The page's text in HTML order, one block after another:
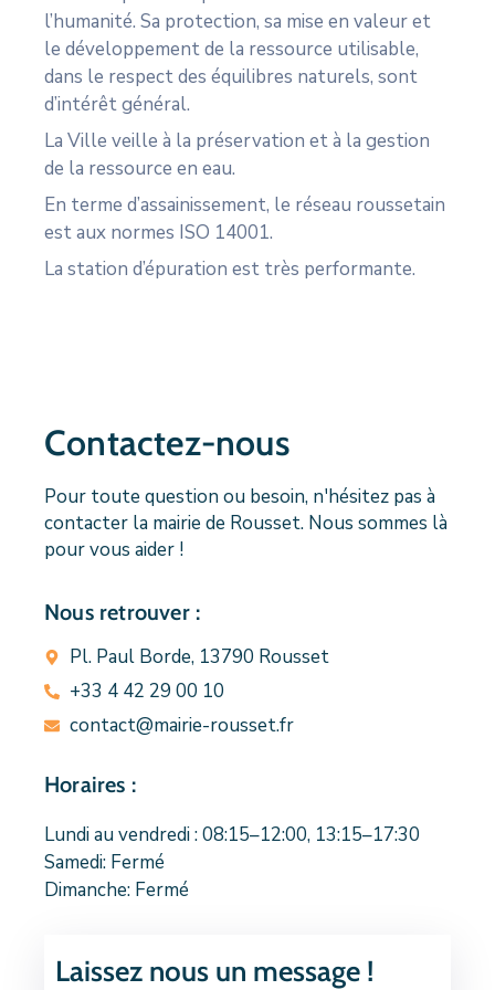
l’humanité. Sa protection, sa mise en valeur et
le développement de la ressource utilisable,
dans le respect des équilibres naturels, sont
d’intérêt général.
La Ville veille à la préservation et à la gestion
de la ressource en eau.
En terme d’assainissement, le réseau roussetain
est aux normes ISO 14001.
La station d’épuration est très performante.
Contactez-nous
Pour toute question ou besoin, n'hésitez pas à
contacter la mairie de Rousset. Nous sommes là
pour vous aider !
Nous retrouver :
Pl. Paul Borde, 13790 Rousset
+33 4 42 29 00 10
contact@mairie-rousset.fr
Horaires :
Lundi au vendredi : 08:15–12:00, 13:15–17:30
Samedi: Fermé
Dimanche: Fermé
Laissez nous un message !